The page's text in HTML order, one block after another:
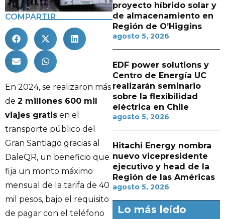
COMPARTIR
En 2024, se realizaron más
de 2 millones 600 mil
viajes gratis en el
transporte público del
Gran Santiago gracias al
DaleQR, un beneficio que
fija un monto máximo
mensual de la tarifa de 40
mil pesos, bajo el requisito
de pagar con el teléfono
proyecto híbrido solar y
de almacenamiento en
Región de O’Higgins
agosto 5, 2026
EDF power solutions y
Centro de Energía UC
realizarán seminario
sobre la flexibilidad
eléctrica en Chile
agosto 5, 2026
Hitachi Energy nombra
nuevo vicepresidente
ejecutivo y head de la
Región de las Américas
agosto 5, 2026
Lo más leído